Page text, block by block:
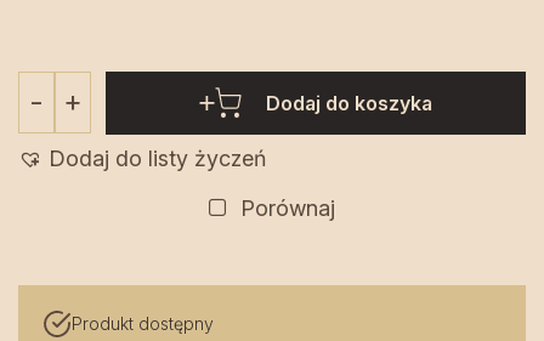
-
Dżem
+ Dodaj do koszyka
Dodaj do listy życzeń
Porównaj
Produkt dostępny